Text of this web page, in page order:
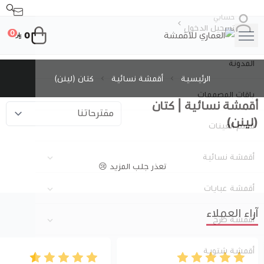
العماري للأقمشة
0 0
حسابي
تسجيل الدخول
المدونة
باقات المصممات
قسم العينات
أقمشة نسائية
عرض الكل
قطن
كتان (لينن)
أقمشة عبايات
عرض الكل
كريب صالونا
أقمشة طرح
عرض الكل
أقمشة شتوية
الرئيسية أقمشة نسائية كتان (لينن)
أقمشة نسائية | كتان
(لينن)
تعذر جلب المزيد 😢
آراء العملاء